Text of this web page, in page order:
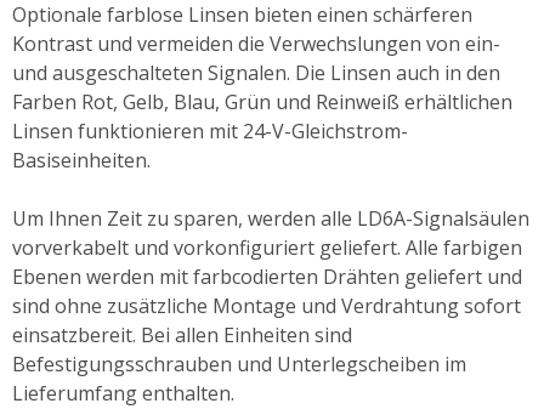
Optionale farblose Linsen bieten einen schärferen
Kontrast und vermeiden die Verwechslungen von ein-
und ausgeschalteten Signalen. Die Linsen auch in den
Farben Rot, Gelb, Blau, Grün und Reinweiß erhältlichen
Linsen funktionieren mit 24-V-Gleichstrom-
Basiseinheiten.
Um Ihnen Zeit zu sparen, werden alle LD6A-Signalsäulen
vorverkabelt und vorkonfiguriert geliefert. Alle farbigen
Ebenen werden mit farbcodierten Drähten geliefert und
sind ohne zusätzliche Montage und Verdrahtung sofort
einsatzbereit. Bei allen Einheiten sind
Befestigungsschrauben und Unterlegscheiben im
Lieferumfang enthalten.